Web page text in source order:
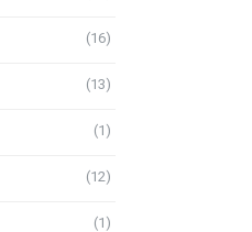
(16)
(13)
(1)
(12)
(1)